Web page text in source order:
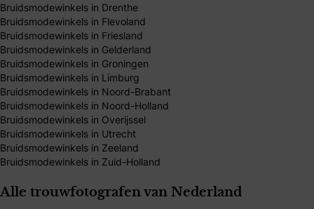
Bruidsmodewinkels in Drenthe
Bruidsmodewinkels in Flevoland
Bruidsmodewinkels in Friesland
Bruidsmodewinkels in Gelderland
Bruidsmodewinkels in Groningen
Bruidsmodewinkels in Limburg
Bruidsmodewinkels in Noord-Brabant
Bruidsmodewinkels in Noord-Holland
Bruidsmodewinkels in Overijssel
Bruidsmodewinkels in Utrecht
Bruidsmodewinkels in Zeeland
Bruidsmodewinkels in Zuid-Holland
Alle trouwfotografen van Nederland